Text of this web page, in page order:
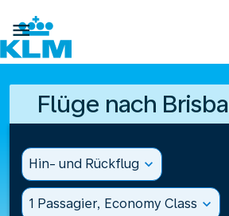

Flüge nach
Hin- und Rückflug expand_more
1 Passagier, Economy Class expand_more